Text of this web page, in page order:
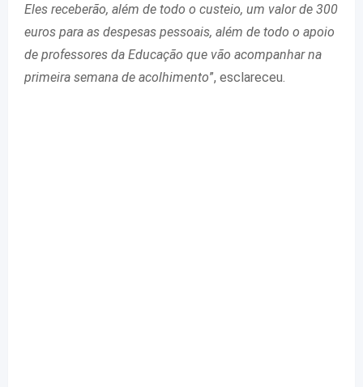
Eles receberão, além de todo o custeio, um valor de 300
euros para as despesas pessoais, além de todo o apoio
de professores da Educação que vão acompanhar na
primeira semana de acolhimento”, esclareceu.